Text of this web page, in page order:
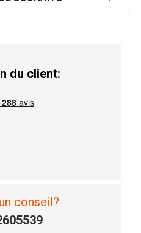
du client:
conseil?